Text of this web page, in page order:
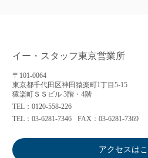
イー・スタッフ東京営業所
〒101-0064
東京都千代田区神田猿楽町1丁目5-15
猿楽町ＳＳビル 3階・4階
TEL：0120-558-226
TEL：03-6281-7346
FAX：03-6281-7369
アクセスは